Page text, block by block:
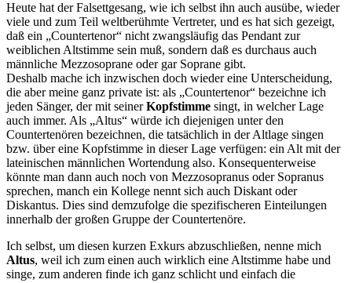
Heute hat der Falsettgesang, wie ich selbst ihn auch ausübe, wieder
viele und zum Teil weltberühmte Vertreter, und es hat sich gezeigt,
daß ein „Countertenor“ nicht zwangsläufig das Pendant zur
weiblichen Altstimme sein muß, sondern daß es durchaus auch
männliche Mezzosoprane oder gar Soprane gibt.
Deshalb mache ich inzwischen doch wieder eine Unterscheidung,
die aber meine ganz private ist: als „Countertenor“ bezeichne ich
jeden Sänger, der mit seinerKopfstimme singt, in welcher Lage
auch immer. Als „Altus“ würde ich diejenigen unter den
Countertenören bezeichnen, die tatsächlich in der Altlage singen
bzw. über eine Kopfstimme in dieser Lage verfügen: ein Alt mit der
lateinischen männlichen Wortendung also. Konsequenterweise
könnte man dann auch noch von Mezzosopranus oder Sopranus
sprechen, manch ein Kollege nennt sich auch Diskant oder
Diskantus. Dies sind demzufolge die spezifischeren Einteilungen
innerhalb der großen Gruppe der Countertenöre.
Ich selbst, um diesen kurzen Exkurs abzuschließen, nenne mich
Altus, weil ich zum einen auch wirklich eine Altstimme habe und
singe, zum anderen finde ich ganz schlicht und einfach die